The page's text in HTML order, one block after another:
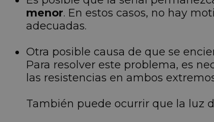
menor. En estos casos, no hay
adecuadas.
Otra posible causa de que se
Para resolver este problema, es
las resistencias en ambos
También puede ocurrir que la luz